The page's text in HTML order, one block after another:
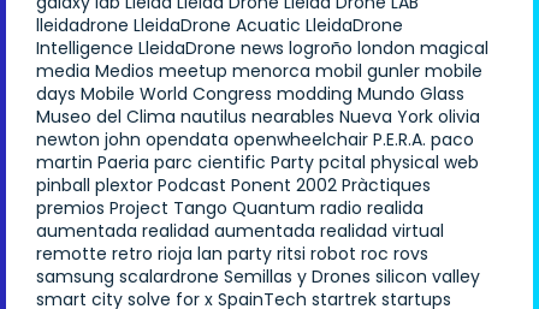
lleidadrone LleidaDrone Acuatic LleidaDrone
Intelligence LleidaDrone news logroño london magical
media Medios meetup menorca mobil gunler mobile
days Mobile World Congress modding Mundo Glass
Museo del Clima nautilus nearables Nueva York olivia
newton john opendata openwheelchair P.E.R.A. paco
martin Paeria parc cientific Party pcital physical web
pinball plextor Podcast Ponent 2002 Pràctiques
premios Project Tango Quantum radio realida
aumentada realidad aumentada realidad virtual
remotte retro rioja lan party ritsi robot roc rovs
samsung scalardrone Semillas y Drones silicon valley
smart city solve for x SpainTech startrek startups